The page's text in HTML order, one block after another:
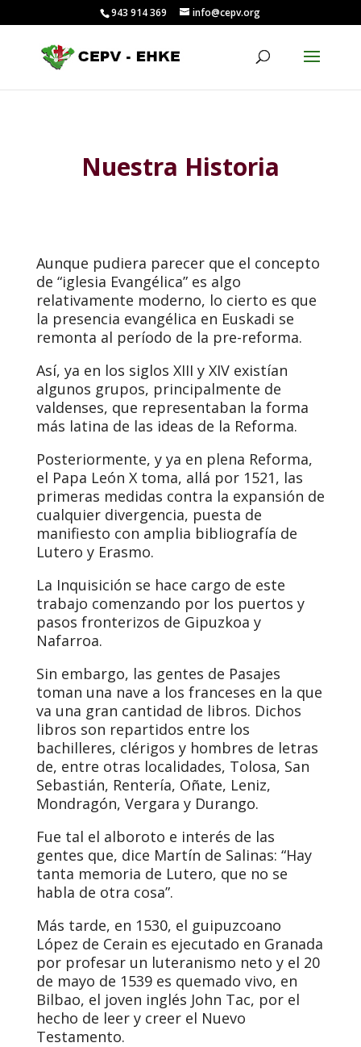
943 914 369 info@cepv.org
Nuestra Historia
Aunque pudiera parecer que el concepto
de “iglesia Evangélica” es algo
relativamente moderno, lo cierto es que
la presencia evangélica en Euskadi se
remonta al período de la pre-reforma.
Así, ya en los siglos XIII y XIV existían
algunos grupos, principalmente de
valdenses, que representaban la forma
más latina de las ideas de la Reforma.
Posteriormente, y ya en plena Reforma,
el Papa León X toma, allá por 1521, las
primeras medidas contra la expansión de
cualquier divergencia, puesta de
manifiesto con amplia bibliografía de
Lutero y Erasmo.
La Inquisición se hace cargo de este
trabajo comenzando por los puertos y
pasos fronterizos de Gipuzkoa y
Nafarroa.
Sin embargo, las gentes de Pasajes
toman una nave a los franceses en la que
va una gran cantidad de libros. Dichos
libros son repartidos entre los
bachilleres, clérigos y hombres de letras
de, entre otras localidades, Tolosa, San
Sebastián, Rentería, Oñate, Leniz,
Mondragón, Vergara y Durango.
Fue tal el alboroto e interés de las
gentes que, dice Martín de Salinas: “Hay
tanta memoria de Lutero, que no se
habla de otra cosa”.
Más tarde, en 1530, el guipuzcoano
López de Cerain es ejecutado en Granada
por profesar un luteranismo neto y el 20
de mayo de 1539 es quemado vivo, en
Bilbao, el joven inglés John Tac, por el
hecho de leer y creer el Nuevo
Testamento.